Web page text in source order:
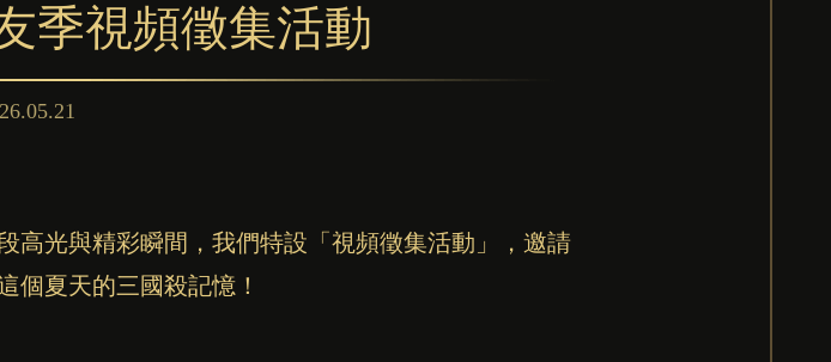
季視頻徵集活動
高光與精彩瞬間，我們特設「視頻徵集活動」，邀請
個夏天的三國殺記憶！